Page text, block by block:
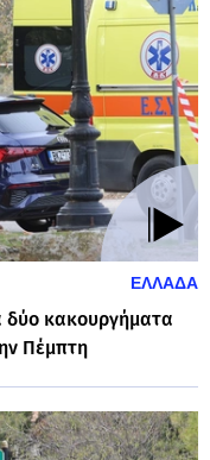
ΕΛΛΑΔΑ
δύο κακουργήματα
Πέμπτη